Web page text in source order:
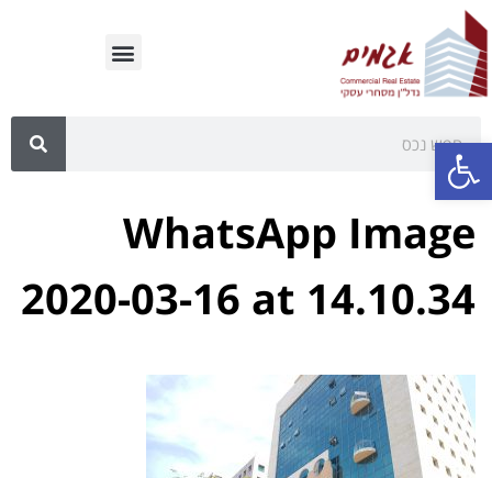
WhatsApp Image
2020-03-16 at 14.10.34
פתח סרגל נגישות